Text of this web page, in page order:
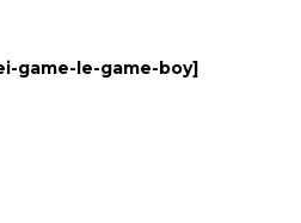
game-le-game-boy]